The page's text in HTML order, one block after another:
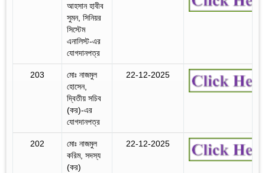
আহসান হাবীব
সুমন, সিনিয়র
সিস্টেম
এনালিস্ট-এর
যোগদানপত্র
203
মোঃ নাজমুল
হোসেন,
দ্বিতীয় সচিব
(কর)-এর
যোগদানপত্র
22-12-2025
202
মোঃ নাজমুল
করিম, সদস্য
(কর)
22-12-2025